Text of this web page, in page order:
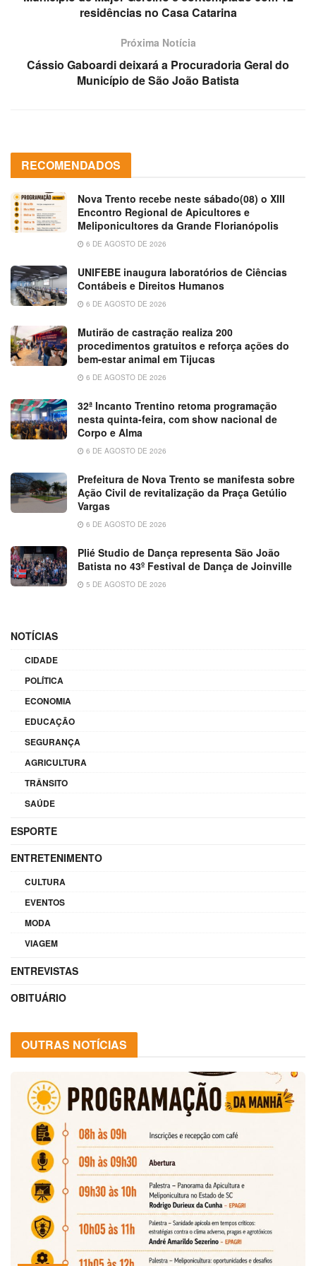
residências no Casa Catarina
Próxima Notícia
Cássio Gaboardi deixará a Procuradoria Geral do
Município de São João Batista
RECOMENDADOS
Nova Trento recebe neste sábado(08) o XIII
Encontro Regional de Apicultores e
Meliponicultores da Grande Florianópolis
6 DE AGOSTO DE 2026
UNIFEBE inaugura laboratórios de Ciências
Contábeis e Direitos Humanos
6 DE AGOSTO DE 2026
Mutirão de castração realiza 200
procedimentos gratuitos e reforça ações do
bem-estar animal em Tijucas
6 DE AGOSTO DE 2026
32ª Incanto Trentino retoma programação
nesta quinta-feira, com show nacional de
Corpo e Alma
6 DE AGOSTO DE 2026
Prefeitura de Nova Trento se manifesta sobre
Ação Civil de revitalização da Praça Getúlio
Vargas
6 DE AGOSTO DE 2026
Plié Studio de Dança representa São João
Batista no 43º Festival de Dança de Joinville
5 DE AGOSTO DE 2026
NOTÍCIAS
CIDADE
POLÍTICA
ECONOMIA
EDUCAÇÃO
SEGURANÇA
AGRICULTURA
TRÂNSITO
SAÚDE
ESPORTE
ENTRETENIMENTO
CULTURA
EVENTOS
MODA
VIAGEM
ENTREVISTAS
OBITUÁRIO
OUTRAS NOTÍCIAS